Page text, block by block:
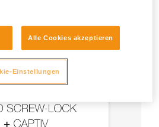
Alle Cookies akzeptieren
Einstellungen